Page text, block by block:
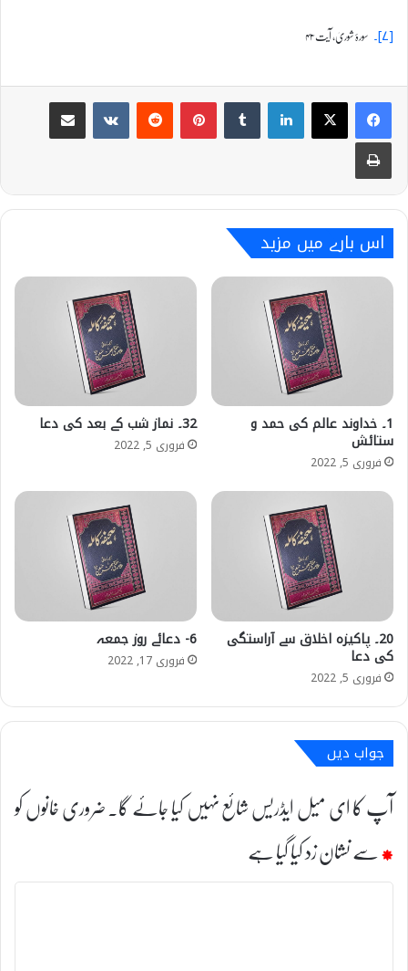
[۷]۔ سورۂ شوریٰ، آیت ۴۳
اس بارے میں مزید
1۔ خداوند عالم کی حمد و
ستائش
فروری 5, 2022
32۔ نماز شب کے بعد کی دعا
فروری 5, 2022
20۔ پاکیزہ اخلاق سے آراستگی
کی دعا
فروری 5, 2022
6- دعائے روز جمعہ
فروری 17, 2022
جواب دیں
آپ کا ای میل ایڈریس شائع نہیں کیا جائے گا۔ضروری خانوں کو
*سے نشان زد کیا گیا ہے
ت